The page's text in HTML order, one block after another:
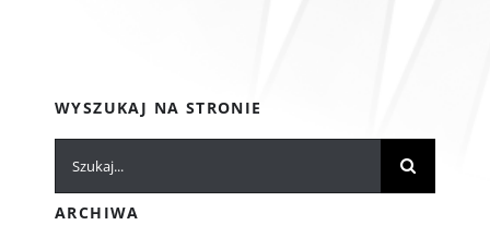
WYSZUKAJ NA STRONIE
ARCHIWA